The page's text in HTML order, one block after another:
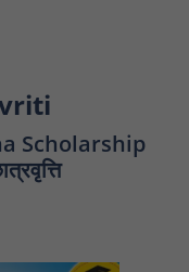
Scholarship